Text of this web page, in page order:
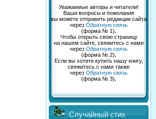
Уважаемые авторы и читатели!
Ваши вопросы и пожелания
вы можете отправить редакции сайта
через Обратную связь
(форма № 1).
Чтобы открыть свою страницу
на нашем сайте, свяжитесь с нами
через Обратную связь
(форма № 2).
Если вы хотите купить нашу книгу,
свяжитесь с нами также
через Обратную связь
(форма № 3).
Случайный стих